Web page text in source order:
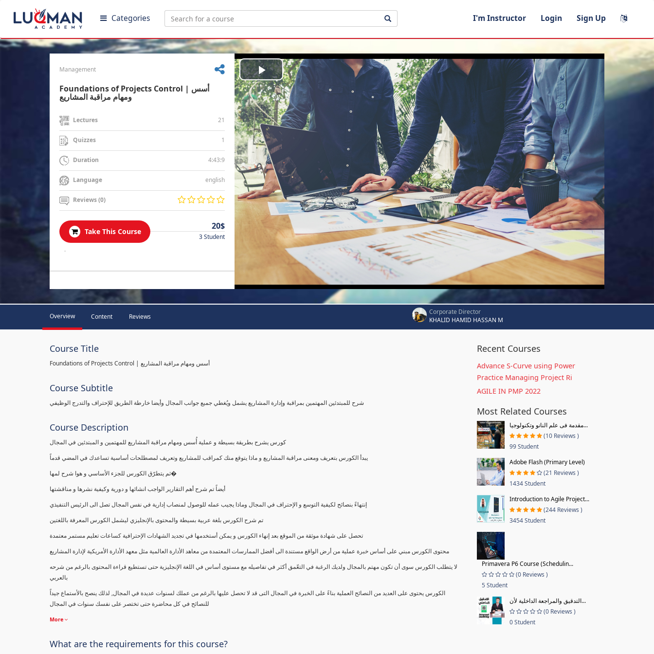
Categories I'm Instructor Login Sign Up
Management
Foundations of Projects Control | أسس
ومهام مراقبة المشاريع
Lectures 21
Quizzes 1
Duration 4:43:9
Language english
Reviews (0)
Take This Course
20$
3 Student
.
Play
Video
Overview Content Reviews
Corporate Director
KHALID HAMID HASSAN M
Course Title
Foundations of Projects Control | أسس ومهام مراقبة المشاريع
Course Subtitle
شرح للمبتدئين المهتمين بمراقبة وإدارة المشاريع يشمل ويُغطي جميع جوانب المجال وأيضا خارطة الطريق للإحتراف والتدرج الوظيفي
Course Description
كورس يشرح بطريقة بسيطة و عملية أُسس ومهام مراقبة المشاريع للمهتمين و المبتدئين في المجال
يبدأ الكورس بتعريف ومعنى مراقبة المشاريع و ماذا يتوقع منك كمراقب للمشاريع وتعريف لمصطلحات أساسية تساعدك في المضي قدماً
ثم يتطرّق الكورس للجزء الأساسي و هوا شرح لمها�
أيضاً تم شرح أهم التقارير الواجب انشائها و دورية وكيفية نشرها و مناقشتها
إنتهاءً بنصائح لكيفية التوسع و الإحتراف في المجال وماذا يجيب عمله للوصول لمنصاب إدارية في نفس المجال تصل الى الرئيس التنفيذي
تم شرح الكورس بلغة عربية بسيطة والمحتوى بالإنجليزي ليشمل الكورس المعرفة باللغتين
تحصل على شهادة موثقة من الموقع بعد إنهاء الكورس و يمكن أستخدمها في تجديد الشهادات الإحترافية كساعات تعليم مستمر معتمدة
محتوى الكورس مبني على أساس خبرة عملية من أرض الواقع مستندة الى أفضل الممارسات المعتمدة من معاهد الأدارة العالمية مثل معهد الأدارة الأمريكية لإدارة المشاريع
لا يتطلب الكورس سوى أن تكون مهتم بالمجال ولديك الرغبة في التعّمق أكثر في تفاصيله مع مستوى أساس في اللغة الإنجليزية حتى تستطيع قراءة المحتوى بالرغم من شرحه
بالعربي
الكورس يحتوى على العديد من النصائح العملية بناءً على الخبرة في المجال التى قد لا تحصل عليها بالرغم من عملك لسنوات عديدة في المجال, لذلك ينصح بالأستماع جيداً
للنصائح في كل محاضرة حتى تختصر على نفسك سنوات في المجال
More
What are the requirements for this course?
Recent Courses
Advance S-Curve using Power
Practice Managing Project Ri
AGILE IN PMP 2022
Most Related Courses
مقدمة فى علم النانو وتكنولوجيا...
(10 Reviews )
99 Student
Adobe Flash (Primary Level)
(21 Reviews )
1434 Student
Introduction to Agile Project...
(244 Reviews )
3454 Student
Primavera P6 Course (Schedulin...
(0 Reviews )
5 Student
التدقيق والمراجعة الداخلية لأن...
(0 Reviews )
0 Student